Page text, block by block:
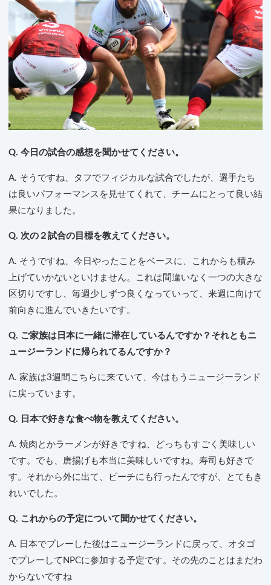
Q. 今日の試合の感想を聞かせてください。
A. そうですね、タフでフィジカルな試合でしたが、選手たち
は良いパフォーマンスを見せてくれて、チームにとって良い結
果になりました。
Q. 次の２試合の目標を教えてください。
A. そうですね、今日やったことをベースに、これからも積み
上げていかないといけません。これは間違いなく一つの大きな
区切りですし、毎週少しずつ良くなっていって、来週に向けて
前向きに進んでいきたいです。
Q. ご家族は日本に一緒に滞在しているんですか？それともニ
ュージーランドに帰られてるんですか？
A. 家族は3週間こちらに来ていて、今はもうニュージーランド
に戻っています。
Q. 日本で好きな食べ物を教えてください。
A. 焼肉とかラーメンが好きですね、どっちもすごく美味しい
です。でも、唐揚げも本当に美味しいですね。寿司も好きで
す。それから外に出て、ビーチにも行ったんですが、とてもき
れいでした。
Q. これからの予定について聞かせてください。
A. 日本でプレーした後はニュージーランドに戻って、オタゴ
でプレーしてNPCに参加する予定です。その先のことはまだわ
からないですね